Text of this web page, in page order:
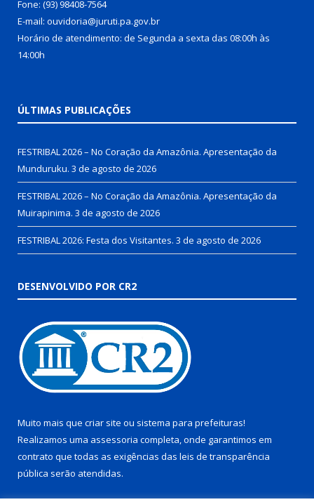
Fone: (93) 98408-7564
E-mail: ouvidoria@juruti.pa.gov.br
Horário de atendimento: de Segunda a sexta das 08:00h às
14:00h
ÚLTIMAS PUBLICAÇÕES
FESTRIBAL 2026 – No Coração da Amazônia. Apresentação da
Munduruku. 3 de agosto de 2026
FESTRIBAL 2026 – No Coração da Amazônia. Apresentação da
Muirapinima. 3 de agosto de 2026
FESTRIBAL 2026: Festa dos Visitantes. 3 de agosto de 2026
DESENVOLVIDO POR CR2
Muito mais que criar site ou sistema para prefeituras!
Realizamos uma assessoria completa, onde garantimos em
contrato que todas as exigências das leis de transparência
pública serão atendidas.